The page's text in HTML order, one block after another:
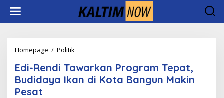
konten
Homepage / Politik
Tawarkan
Program
Tepat,
Edi-Rendi Tawarkan Program Tepat,
Budidaya Ikan di Kota Bangun Makin
Pesat